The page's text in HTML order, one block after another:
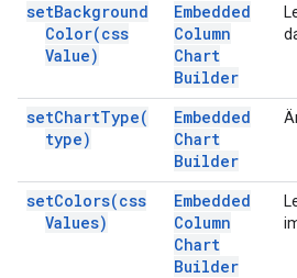
setBackground
Color(css
Value)
Embedded
Column
Chart
Builder
setChartType(
type)
Embedded
Chart
Builder
setColors(css
Values)
Embedded
Column
Chart
Builder